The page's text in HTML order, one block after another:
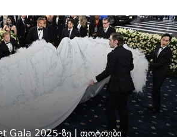
Gala 2025-ზე | ფოტოები